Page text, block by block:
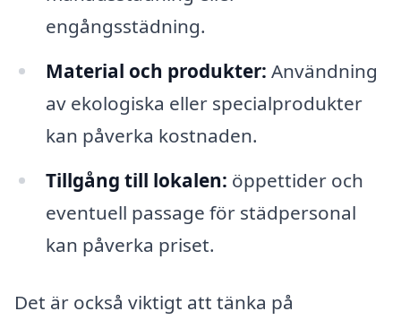
engångsstädning.
Material och produkter: Användning
av ekologiska eller specialprodukter
kan påverka kostnaden.
Tillgång till lokalen: öppettider och
eventuell passage för städpersonal
kan påverka priset.
Det är också viktigt att tänka på